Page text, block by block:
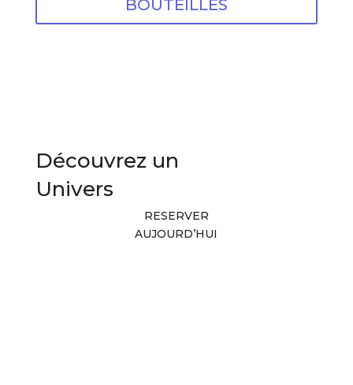
BOUTEILLES
Découvrez un
Univers
RESERVER
AUJOURD’HUI